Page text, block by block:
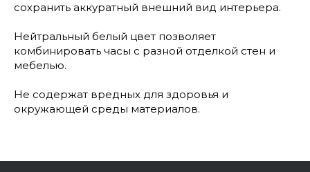
сохранить аккуратный внешний вид интерьера.
Нейтральный белый цвет позволяет
комбинировать часы с разной отделкой стен и
мебелью.
Не содержат вредных для здоровья и
окружающей среды материалов.